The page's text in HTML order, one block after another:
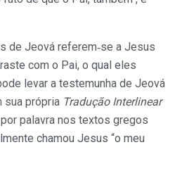
de Jeová referem‑se a Jesus
com o Pai, o qual eles
levar a testemunha de Jeová
sua própria Tradução Interlinear
palavra nos textos gregos
chamou Jesus “o meu